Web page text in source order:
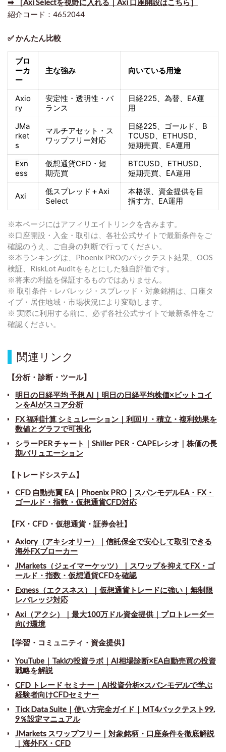
➡ ［Axi Selectを視野に入れる｜Axi 口座開設はこちら］
紹介コード：4652044
✅ かんたん比較
ブロ
ーカ
ー
主な強み 向いている用途
Axio
ry
安定性・透明性・バ
ランス
日経225、為替、EA運
用
JMa
rket
s
マルチアセット・ス
ワップフリー対応
日経225、ゴールド、 B
TCUSD、ETHUSD、
短期売買、EA運用
Exn
ess
仮想通貨CFD・短
期売買
BTCUSD、ETHUSD、
短期売買、EA運用
Axi 低スプレッド＋Axi
Select
本格派、資金提供を目
指す方、EA運用
※本ページにはアフィリエイトリンクを含みます。
※口座開設・入金・取引は、各社公式サイトで最新条件をご
確認のうえ、ご自身の判断で行ってください。
※本ランキングは、Phoenix PROのバックテスト結果、OOS
検証、RiskLot Auditをもとにした独自評価です。
※将来の利益を保証するものではありません。
※ 取引条件・レバレッジ・スプレッド・対象銘柄は、口座タ
イプ・居住地域・市場状況により変動します。
※ 実際に利用する前に、必ず各社公式サイトで最新条件をご
確認ください。
関連リンク
【分析・診断・ツール】
明日の日経平均 予想 AI｜明日の日経平均株価×ビットコイ
ンをAIがスコア分析
FX 福利計算 シミュレーション｜利回り・積立・複利効果を
数値とグラフで可視化
シラーPER チャート ｜ Shiller PER・CAPEレシオ｜株価の長
期バリュエーション
【トレードシステム】
CFD 自動売買 EA｜Phoenix PRO｜スパンモデルEA・FX・
ゴールド・指数・仮想通貨CFD対応
【FX・CFD・仮想通貨・証券会社】
Axiory（アキシオリー）｜信託保全で安心して取引できる
海外FXブローカー
JMarkets（ジェイマーケッツ）｜スワップを抑えてFX・ゴ
ールド・指数・仮想通貨CFDを確認
Exness（エクスネス）｜仮想通貨トレードに強い｜無制限
レバレッジ対応
Axi（アクシ）｜最大100万ドル資金提供｜プロトレーダー
向け環境
【学習・コミュニティ・資金提供】
YouTube｜Takiの投資ラボ｜AI相場診断×EA自動売買の投資
戦略を解説
CFD トレード セミナー ｜ AI投資分析×スパンモデルで学ぶ
経験者向けCFDセミナー
Tick Data Suite ｜ 使い方完全ガイド｜MT4バックテスト99.
9％設定マニュアル
JMarkets スワップフリー ｜ 対象銘柄・口座条件を徹底解説
｜海外FX・CFD